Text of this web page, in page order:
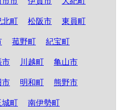
北町 松阪市 東員町
菰野町 紀宝町
市 川越町 亀山市
市 明和町 熊野市
城町 南伊勢町